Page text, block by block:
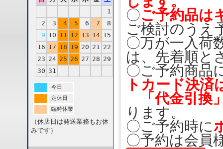
1
2
3 4 5 6 7
8
9 10 11 12 13 14 15
16 17 18 19 20 21 22
23 24 25 26 27 28 29
30 31
今日
定休日
臨時休業
（休店日は発送業務もお休
みです）
〇ご予約品は
ご検討のうえ
〇万が一入荷
は、先着順と
〇ご予約商品
トカード決
「代金引換
ります。
〇ご予約時に
〇予約は会員